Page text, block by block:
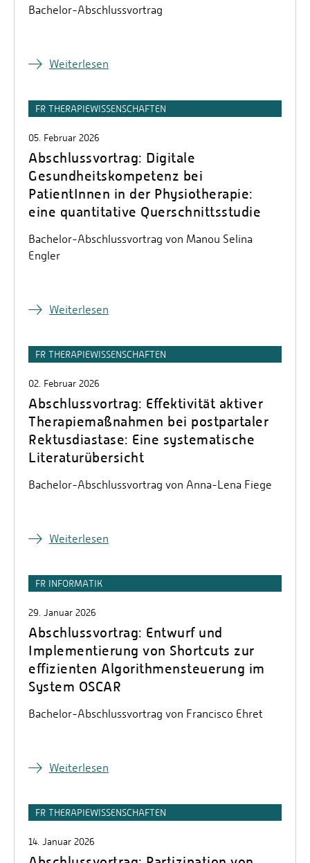
Bachelor-Abschlussvortrag
Weiterlesen
FR THERAPIEWISSENSCHAFTEN
05. Februar 2026
Abschlussvortrag: Digitale
Gesundheitskompetenz bei
PatientInnen in der Physiotherapie:
eine quantitative Querschnittsstudie
Bachelor-Abschlussvortrag von Manou Selina
Engler
Weiterlesen
FR THERAPIEWISSENSCHAFTEN
02. Februar 2026
Abschlussvortrag: Effektivität aktiver
Therapiemaßnahmen bei postpartaler
Rektusdiastase: Eine systematische
Literaturübersicht
Bachelor-Abschlussvortrag von Anna-Lena Fiege
Weiterlesen
FR INFORMATIK
29. Januar 2026
Abschlussvortrag: Entwurf und
Implementierung von Shortcuts zur
effizienten Algorithmensteuerung im
System OSCAR
Bachelor-Abschlussvortrag von Francisco Ehret
Weiterlesen
FR THERAPIEWISSENSCHAFTEN
14. Januar 2026